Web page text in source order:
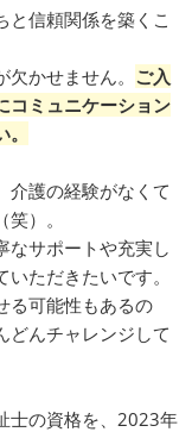
と信頼関係を築くこ
かせません。 ご入
コミュニケーション
介護の経験がなくて
）。
なサポートや充実し
ただきたいです。
る可能性もあるの
どんチャレンジして
士の資格を、2023年